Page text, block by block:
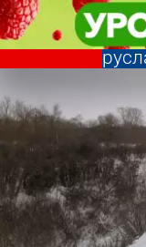
В
Общество В
Общество
по